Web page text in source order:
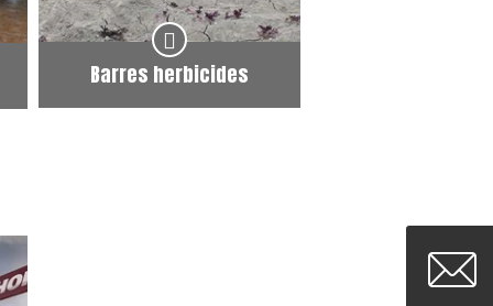
Barres herbicides